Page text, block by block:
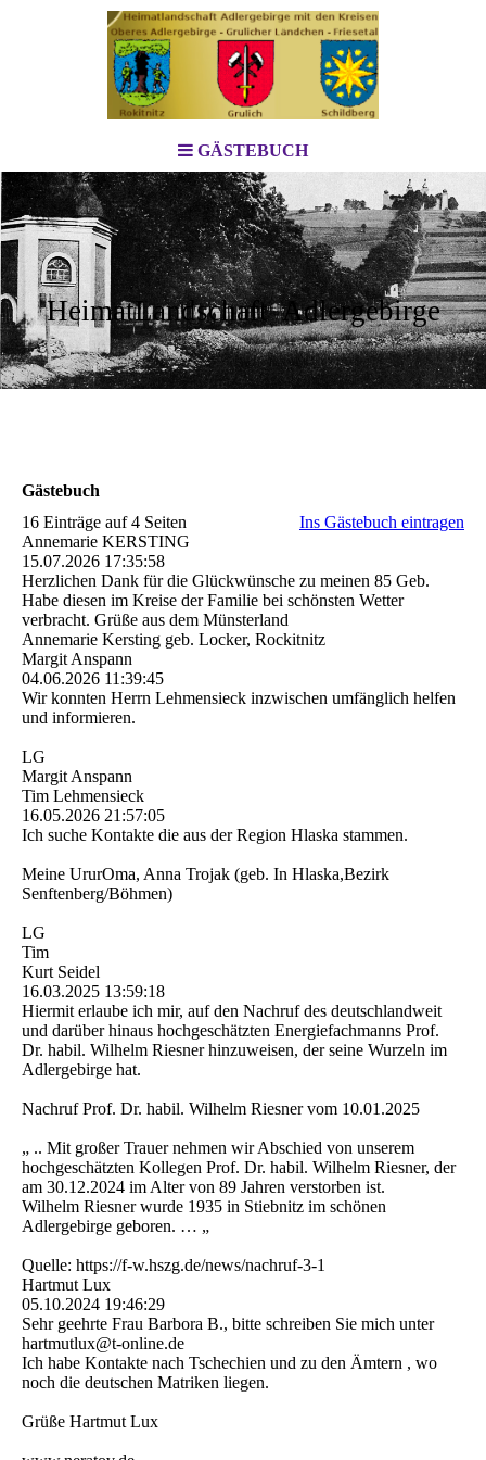
GÄSTEBUCH
HeimatLandschaft Adlergebirge
Gästebuch
16 Einträge auf 4 Seiten
Ins Gästebuch eintragen
Annemarie KERSTING
15.07.2026 17:35:58
Herzlichen Dank für die Glückwünsche zu meinen 85 Geb.
Habe diesen im Kreise der Familie bei schönsten Wetter
verbracht. Grüße aus dem Münsterland
Annemarie Kersting geb. Locker, Rockitnitz
Margit Anspann
04.06.2026 11:39:45
Wir konnten Herrn Lehmensieck inzwischen umfänglich helfen
und informieren.
LG
Margit Anspann
Tim Lehmensieck
16.05.2026 21:57:05
Ich suche Kontakte die aus der Region Hlaska stammen.
Meine UrurOma, Anna Trojak (geb. In Hlaska,Bezirk
Senftenberg/Böhmen)
LG
Tim
Kurt Seidel
16.03.2025 13:59:18
Hiermit erlaube ich mir, auf den Nachruf des deutschlandweit
und darüber hinaus hochgeschätzten Energiefachmanns Prof.
Dr. habil. Wilhelm Riesner hinzuweisen, der seine Wurzeln im
Adlergebirge hat.
Nachruf Prof. Dr. habil. Wilhelm Riesner vom 10.01.2025
„ .. Mit großer Trauer nehmen wir Abschied von unserem
hochgeschätzten Kollegen Prof. Dr. habil. Wilhelm Riesner, der
am 30.12.2024 im Alter von 89 Jahren verstorben ist.
Wilhelm Riesner wurde 1935 in Stiebnitz im schönen
Adlergebirge geboren. … „
Quelle: https:­//­f-­w.­hszg.­de/­news/­nachruf-­3-­1
Hartmut Lux
05.10.2024 19:46:29
Sehr geehrte Frau Barbora B., bitte schreiben Sie mich unter
hartmutlux@t-online.de
Ich habe Kontakte nach Tschechien und zu den Ämtern , wo
noch die deutschen Matriken liegen.
Grüße Hartmut Lux